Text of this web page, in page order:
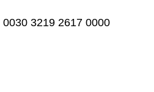
0030 3219 2617 0000